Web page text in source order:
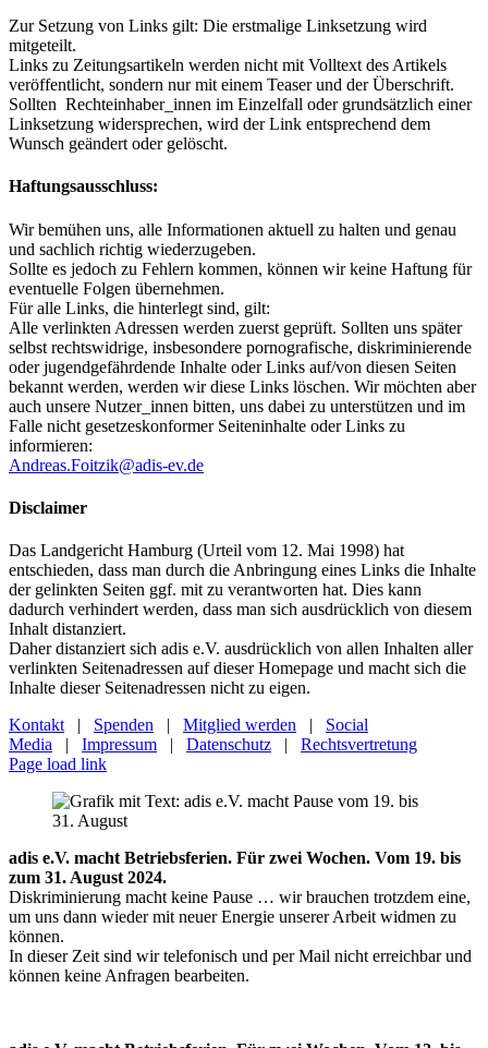
Zur Setzung von Links gilt: Die erstmalige Linksetzung wird
mitgeteilt.
Links zu Zeitungsartikeln werden nicht mit Volltext des Artikels
veröffentlicht, sondern nur mit einem Teaser und der Überschrift.
Sollten Rechteinhaber_innen im Einzelfall oder grundsätzlich einer
Linksetzung widersprechen, wird der Link entsprechend dem
Wunsch geändert oder gelöscht.
Haftungsausschluss:
Wir bemühen uns, alle Informationen aktuell zu halten und genau
und sachlich richtig wiederzugeben.
Sollte es jedoch zu Fehlern kommen, können wir keine Haftung für
eventuelle Folgen übernehmen.
Für alle Links, die hinterlegt sind, gilt:
Alle verlinkten Adressen werden zuerst geprüft. Sollten uns später
selbst rechtswidrige, insbesondere pornografische, diskriminierende
oder jugendgefährdende Inhalte oder Links auf/von diesen Seiten
bekannt werden, werden wir diese Links löschen. Wir möchten aber
auch unsere Nutzer_innen bitten, uns dabei zu unterstützen und im
Falle nicht gesetzeskonformer Seiteninhalte oder Links zu
informieren:
Andreas.Foitzik@adis-ev.de
Disclaimer
Das Landgericht Hamburg (Urteil vom 12. Mai 1998) hat
entschieden, dass man durch die Anbringung eines Links die Inhalte
der gelinkten Seiten ggf. mit zu verantworten hat. Dies kann
dadurch verhindert werden, dass man sich ausdrücklich von diesem
Inhalt distanziert.
Daher distanziert sich adis e.V. ausdrücklich von allen Inhalten aller
verlinkten Seitenadressen auf dieser Homepage und macht sich die
Inhalte dieser Seitenadressen nicht zu eigen.
Kontakt | Spenden | Mitglied werden | Social
Media | Impressum | Datenschutz | Rechtsvertretung
Page load link
adis e.V. macht Betriebsferien. Für zwei Wochen. Vom 19. bis
zum 31. August 2024.
Diskriminierung macht keine Pause … wir brauchen trotzdem eine,
um uns dann wieder mit neuer Energie unserer Arbeit widmen zu
können.
In dieser Zeit sind wir telefonisch und per Mail nicht erreichbar und
können keine Anfragen bearbeiten.